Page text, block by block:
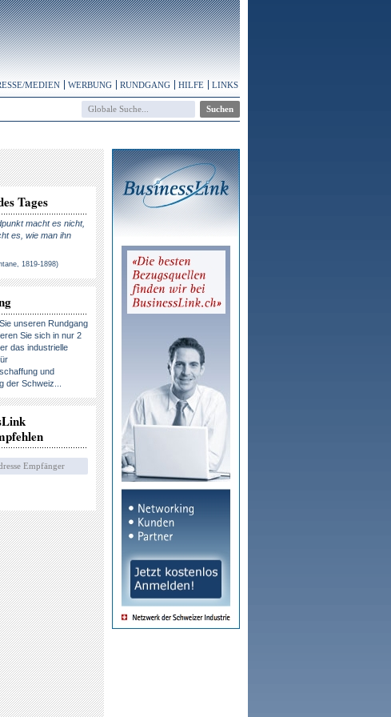
MEDIEN WERBUNG RUNDGANG HILFE LINKS
Tages
macht es nicht,
es, wie man ihn
1819-1898)
unseren Rundgang
Sie sich in nur 2
das industrielle
und
der Schweiz...